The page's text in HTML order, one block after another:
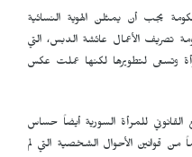
يجب أن يمثلن الهوية النسائية
تصريف الأعمال عائشة الدبس، التي
وتسعى لتطويرها لكنها عملت عكس
للمرأة السورية أيضاً حساس
قوانين الأحوال الشخصية التي لم